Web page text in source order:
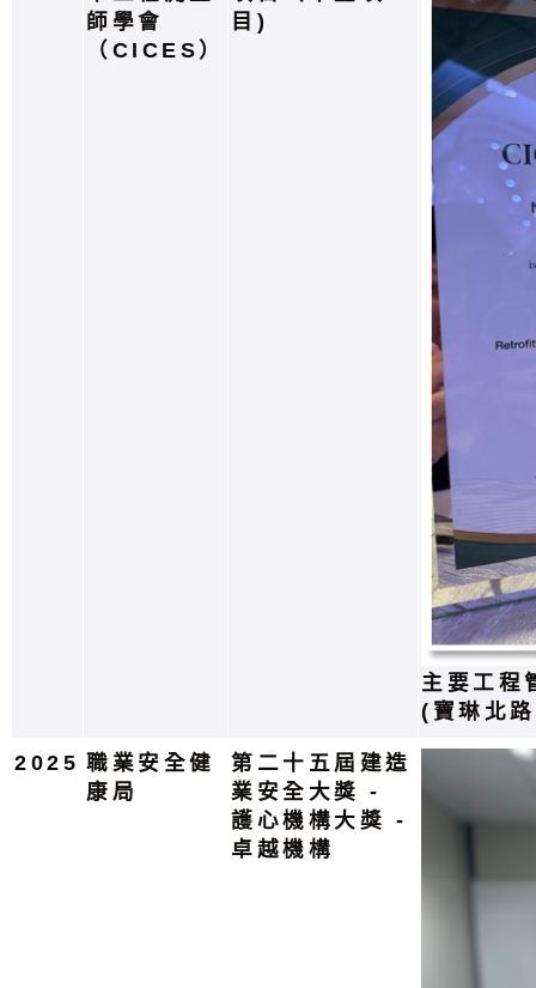
師學會
（CICES）
目)
主要工程
(寶琳北
2025 職業安全健
康局
第二十五屆建造
業安全大獎 -
護心機構大獎 -
卓越機構